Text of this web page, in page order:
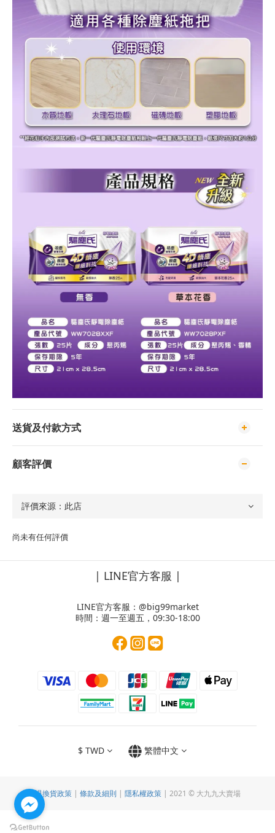
送貨及付款方式
顧客評價
尚未有任何評價
| LINE官方客服 |
LINE官方客服： @big99market
時間：週一至週五，09:30-18:00
$ TWD 繁體中文
退換貨政策| 條款及細則 | 隱私權政策| 2021 © 大九九大賣場